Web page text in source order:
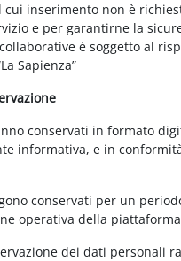
inserimento non è
e per garantirne la
è soggetto al
Sapienza”
conservati in formato
informativa, e in
conservati per un
operativa della
dei dati personali